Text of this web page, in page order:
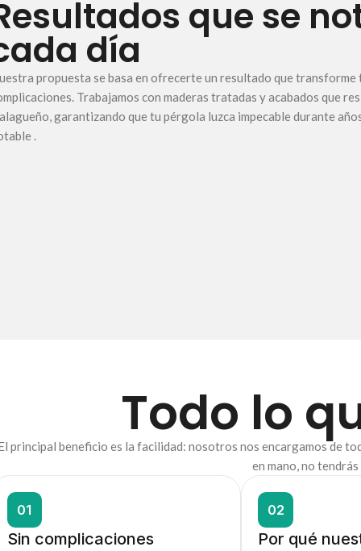
que se
día
propuesta se basa en ofrecerte un resultado que
Trabajamos con maderas tratadas y acabados que
garantizando que tu pérgola luzca impecable durante
.
Todo lo
principal beneficio es la facilidad: nosotros nos encargamos de
en mano, no
01
Sin complicaciones
02
Por qué